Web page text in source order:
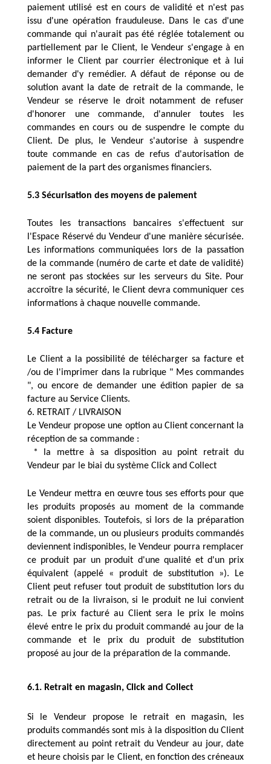
paiement utilisé est en cours de validité et n'est pas
issu d'une opération frauduleuse. Dans le cas d'une
commande qui n'aurait pas été réglée totalement ou
partiellement par le Client, le Vendeur s'engage à en
informer le Client par courrier électronique et à lui
demander d'y remédier. A défaut de réponse ou de
solution avant la date de retrait de la commande, le
Vendeur se réserve le droit notamment de refuser
d'honorer une commande, d'annuler toutes les
commandes en cours ou de suspendre le compte du
Client. De plus, le Vendeur s'autorise à suspendre
toute commande en cas de refus d'autorisation de
paiement de la part des organismes financiers.
5.3 Sécurisation des moyens de paiement
Toutes les transactions bancaires s'effectuent sur
Les informations communiquées lors de la passation
de la commande (numéro de carte et date de validité)
ne seront pas stockées sur les serveurs du Site. Pour
accroître la sécurité, le Client devra communiquer ces
informations à chaque nouvelle commande.
5.4 Facture
Le Client a la possibilité de télécharger sa facture et
/ou de l'imprimer dans la rubrique " Mes commandes
", ou encore de demander une édition papier de sa
facture au Service Clients.
6. RETRAIT / LIVRAISON
Le Vendeur propose une option au Client concernant la
réception de sa commande :
Vendeur par le biai du système Click and Collect
Le Vendeur mettra en œuvre tous ses efforts pour que
les produits proposés au moment de la commande
soient disponibles. Toutefois, si lors de la préparation
de la commande, un ou plusieurs produits commandés
deviennent indisponibles, le Vendeur pourra remplacer
ce produit par un produit d'une qualité et d'un prix
équivalent (appelé « produit de substitution »). Le
Client peut refuser tout produit de substitution lors du
retrait ou de la livraison, si le produit ne lui convient
pas. Le prix facturé au Client sera le prix le moins
élevé entre le prix du produit commandé au jour de la
commande et le prix du produit de substitution
proposé au jour de la préparation de la commande.
6.1. Retrait en magasin, Click and Collect
Si le Vendeur propose le retrait en magasin, les
produits commandés sont mis à la disposition du Client
directement au point retrait du Vendeur au jour, date
et heure choisis par le Client, en fonction des créneaux